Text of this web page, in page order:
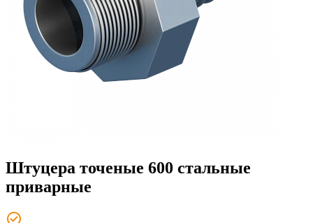
Штуцера точеные 600 стальные
приварные